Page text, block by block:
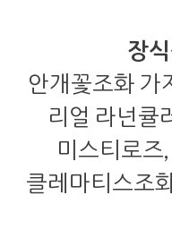
장
안개꽃조화 가
리얼 라넌큘
미스티로즈
클레마티스조